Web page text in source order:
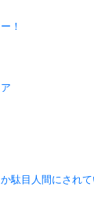
！
駄目人間にされ